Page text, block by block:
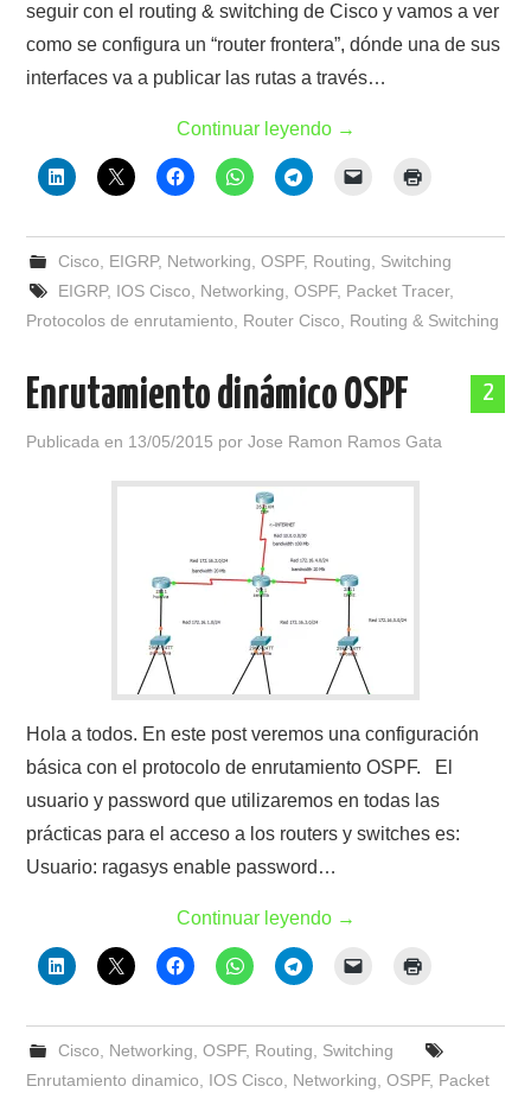
seguir con el routing & switching de Cisco y vamos a ver
como se configura un “router frontera”, dónde una de sus
interfaces va a publicar las rutas a través…
Continuar leyendo →
Cisco EIGRP, Networking OSPF, Routing
Switching
EIGRP, IOS Cisco Networking OSPF, Packet Tracer,
Protocolos de enrutamiento
Router Cisco Routing & Switching
2
Enrutamiento dinámico OSPF
Publicada en 13/05/2015 porJose Ramon Ramos Gata
Hola a todos. En este post veremos una configuración
básica con el protocolo de enrutamiento OSPF. El
usuario y password que utilizaremos en todas las
prácticas para el acceso a los routers y switches es:
Usuario: ragasys enable password…
Continuar leyendo →
Cisco Networking OSPF, Routing
Switching
Enrutamiento dinamico
IOS Cisco Networking ,OSPF, Packet